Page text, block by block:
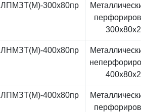
ЛПМЗТ(М)-300x80пр
ЛНМЗТ(М)-400x80пр
ЛПМЗТ(М)-400x80пр